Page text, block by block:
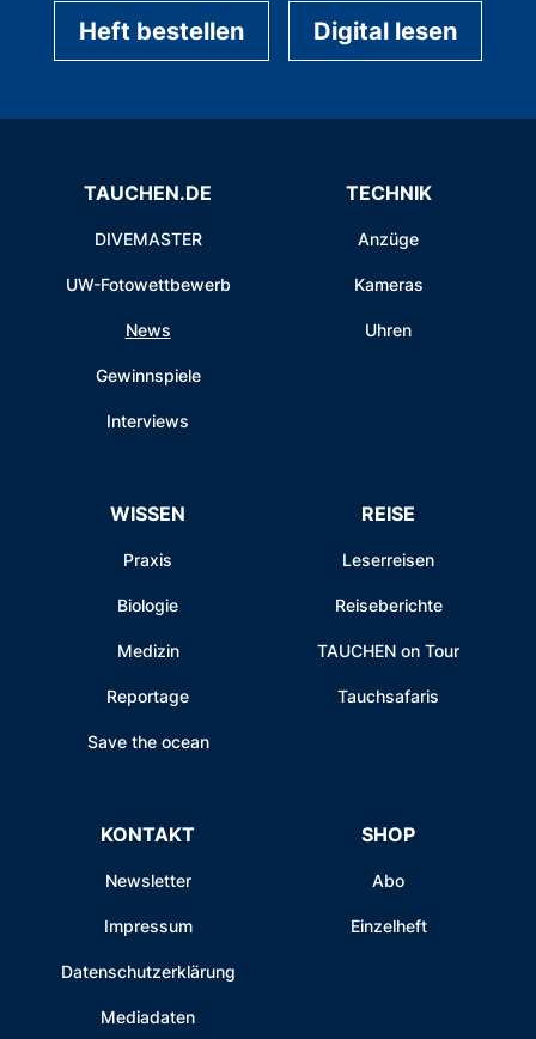
Heft bestellen Digital lesen
TAUCHEN.DE
DIVEMASTER
UW-Fotowettbewerb
News
Gewinnspiele
Interviews
TECHNIK
Anzüge
Kameras
Uhren
WISSEN
Praxis
Biologie
Medizin
Reportage
Save the ocean
REISE
Leserreisen
Reiseberichte
TAUCHEN on Tour
Tauchsafaris
KONTAKT
Newsletter
Impressum
Datenschutzerklärung
Mediadaten
SHOP
Abo
Einzelheft